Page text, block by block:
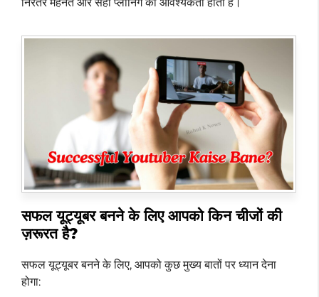
सफल यूट्यूबर बनने के लिए आपको किन चीजों की
ज़रूरत है?
सफल यूट्यूबर बनने के लिए, आपको कुछ मुख्य बातों पर ध्यान देना
होगा: